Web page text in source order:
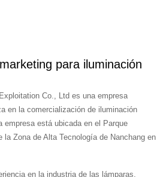
para iluminación
Co., Ltd es una empresa
en la comercialización de iluminación
empresa está ubicada en el Parque
la Zona de Alta Tecnología de Nanchang en
en la industria de las lámparas,